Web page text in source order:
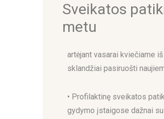
Sveikatos
metu
artėjant vasarai kviečiame
sklandžiai pasiruošti
• Profilaktinę sveikatos
gydymo įstaigose dažnai